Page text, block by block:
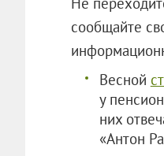
сообщайте
Весной
у
них
«Антон